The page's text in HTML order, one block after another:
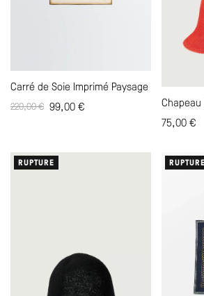
Carré de Soie Imprimé Paysage
220,00€ 99,00€
75,00€
RUPTURE RUPTURE